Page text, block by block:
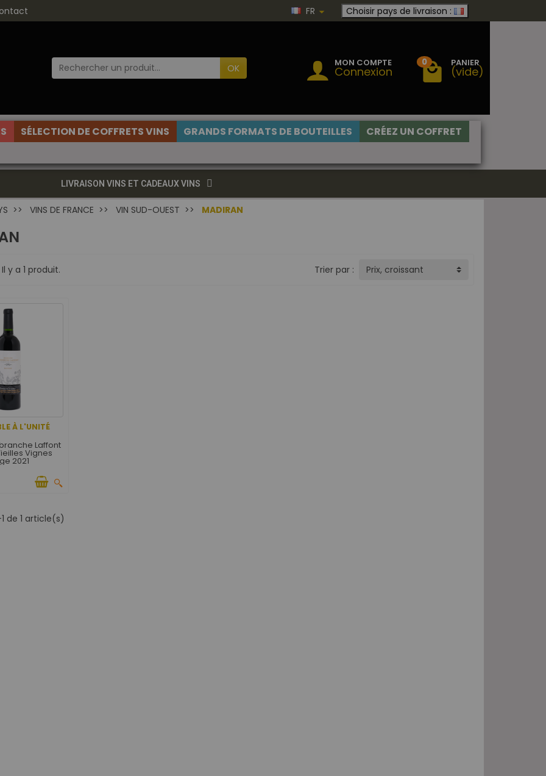
FR Choisir pays de livraison :
OK MON COMPTE
Connexion
0 PANIER
(vide)
SÉLECTION DE COFFRETS VINS GRANDS FORMATS DE BOUTEILLES
CRÉEZ UN COFFRET
LIVRAISON VINS ET CADEAUX VINS
VINS DE FRANCE VIN SUD-OUEST MADIRAN
Il y a 1 produit. Trier par : Prix, croissant
À L'UNITÉ
Laffont
Vignes
2021
de 1 article(s)